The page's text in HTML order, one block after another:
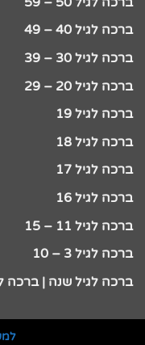
ברכה לגיל 40 – 49
ברכה לגיל 30 – 39
ברכה לגיל 20 – 29
ברכה לגיל 19
ברכה לגיל 18
ברכה לגיל 17
ברכה לגיל 16
ברכה לגיל 11 – 15
ברכה לגיל 3 – 10
ברכה לגיל שנה | ברכה